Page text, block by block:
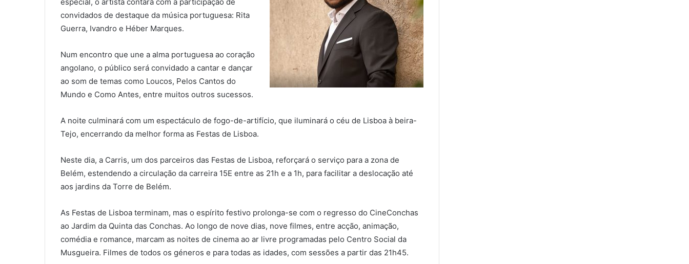
convidados de destaque da música portuguesa: Rita
Guerra, Ivandro e Héber Marques.
Num encontro que une a alma portuguesa ao coração
angolano, o público será convidado a cantar e dançar
ao som de temas como Loucos, Pelos Cantos do
Mundo e Como Antes, entre muitos outros sucessos.
A noite culminará com um espectáculo de fogo-de-artifício, que iluminará o céu de Lisboa à beira-
Tejo, encerrando da melhor forma as Festas de Lisboa.
Neste dia, a Carris, um dos parceiros das Festas de Lisboa, reforçará o serviço para a zona de
Belém, estendendo a circulação da carreira 15E entre as 21h e a 1h, para facilitar a deslocação até
aos jardins da Torre de Belém.
As Festas de Lisboa terminam, mas o espírito festivo prolonga-se com o regresso do CineConchas
ao Jardim da Quinta das Conchas. Ao longo de nove dias, nove filmes, entre acção, animação,
comédia e romance, marcam as noites de cinema ao ar livre programadas pelo Centro Social da
Musgueira. Filmes de todos os géneros e para todas as idades, com sessões a partir das 21h45.